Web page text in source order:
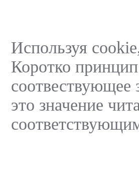
Используя
Коротко
соотвествующее
это значение